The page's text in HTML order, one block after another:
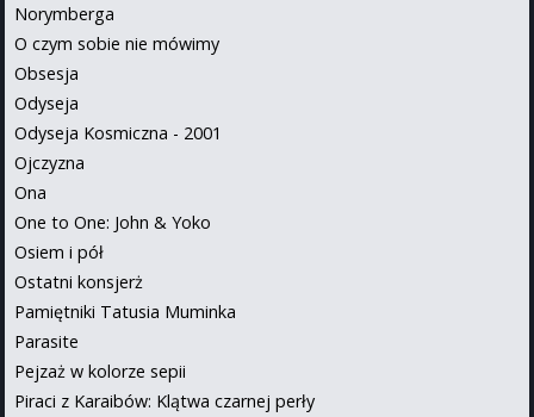
Norymberga
O czym sobie nie mówimy
Obsesja
Odyseja
Odyseja Kosmiczna - 2001
Ojczyzna
Ona
One to One: John & Yoko
Osiem i pół
Ostatni konsjerż
Pamiętniki Tatusia Muminka
Parasite
Pejzaż w kolorze sepii
Piraci z Karaibów: Klątwa czarnej perły